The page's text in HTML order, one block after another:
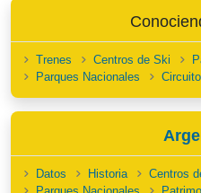
Trenes Centros de Ski
Parques Nacionales
Datos Historia Centros